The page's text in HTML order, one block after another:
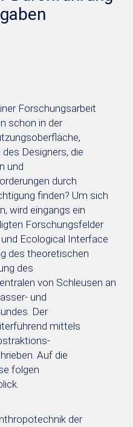
Forschungsarbeit
schon in der
Designers, die
und
durch
finden? Um sich
wird eingangs ein
Forschungsfelder
Ecological Interface
des theoretischen
des
von Schleusen an
und
Der
mittels
Auf die
folgen
der